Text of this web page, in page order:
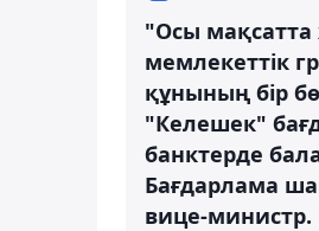
"Осы мақсатта
мемлекеттік
құнының бір
"Келешек"
банктерде
Бағдарлама
вице-министр.